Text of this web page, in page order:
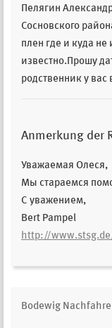
Пелягин
Сосновского
плен где и куда
известно.Прошу
родственник у вас
Anmerkung der
Уважаемaя Олеся,
Мы стараемся
С уважением,
Bert Pampel
http://
Bodewig Nachfahre